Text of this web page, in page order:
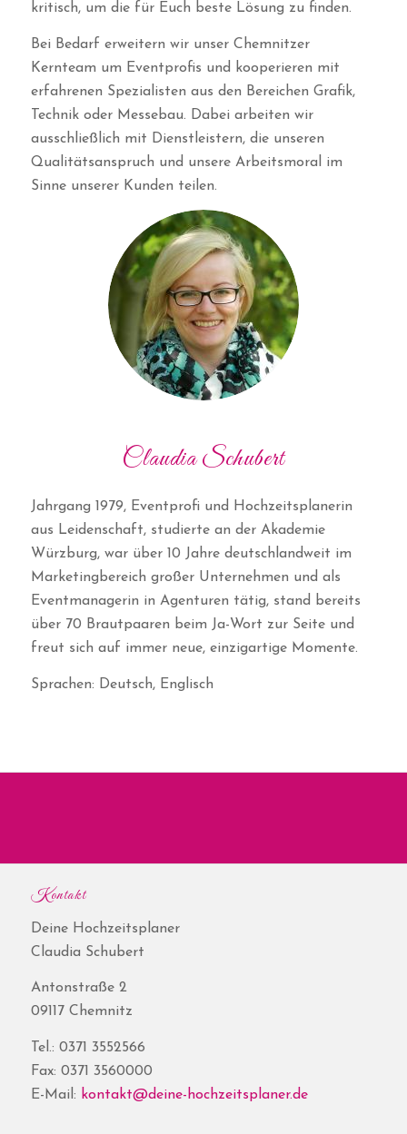
kritisch, um die für Euch beste Lösung zu finden.
Bei Bedarf erweitern wir unser Chemnitzer
Kernteam um Eventprofis und kooperieren mit
erfahrenen Spezialisten aus den Bereichen Grafik,
Technik oder Messebau. Dabei arbeiten wir
ausschließlich mit Dienstleistern, die unseren
Qualitätsanspruch und unsere Arbeitsmoral im
Sinne unserer Kunden teilen.
Claudia Schubert
Jahrgang 1979, Eventprofi und Hochzeitsplanerin
aus Leidenschaft, studierte an der Akademie
Würzburg, war über 10 Jahre deutschlandweit im
Marketingbereich großer Unternehmen und als
Eventmanagerin in Agenturen tätig, stand bereits
über 70 Brautpaaren beim Ja-Wort zur Seite und
freut sich auf immer neue, einzigartige Momente.
Sprachen: Deutsch, Englisch
Kontakt
Deine Hochzeitsplaner
Claudia Schubert
Antonstraße 2
09117 Chemnitz
Tel.: 0371 3552566
Fax: 0371 3560000
E-Mail: kontakt@deine-hochzeitsplaner.de